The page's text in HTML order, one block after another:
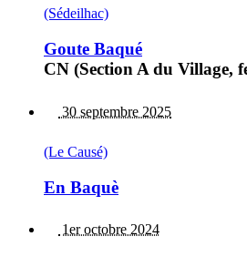
(Sédeilhac)
Goute Baqué
CN (Section A du Village,
30 septembre 2025
(Le Causé)
En Baquè
1er octobre 2024